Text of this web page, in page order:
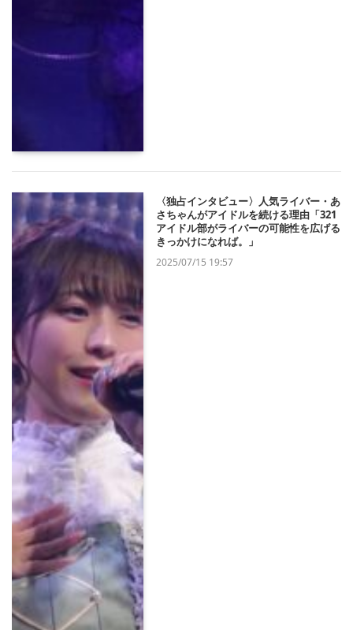
〈独占インタビュー〉人気ライバー・あ
さちゃんがアイドルを続ける理由「321
アイドル部がライバーの可能性を広げる
きっかけになれば。」
2025/07/15 19:57